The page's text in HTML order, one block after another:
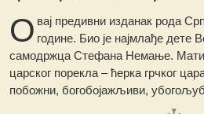
О вај предивни изданак рода
године. Био је најмлађе дете
самодржца Стефана Немање. Мати
царског порекла – ћерка грчког
побожни, богобојажљиви,